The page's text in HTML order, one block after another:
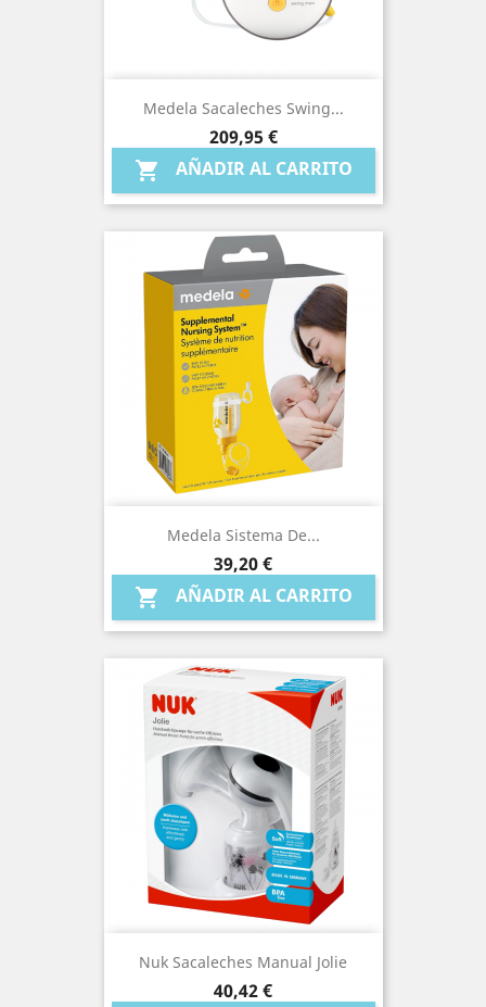
Medela Sacaleches Swing...
Precio
209,95 €
 AÑADIR AL CARRITO
Medela Sistema De...
Precio
39,20 €
 AÑADIR AL CARRITO
Nuk Sacaleches Manual Jolie
Precio
40,42 €